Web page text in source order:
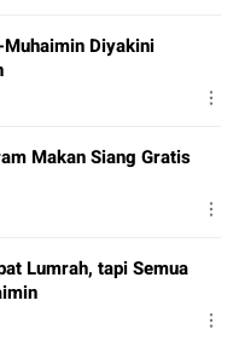
Diyakini
Makan Siang Gratis
Lumrah, tapi Semua